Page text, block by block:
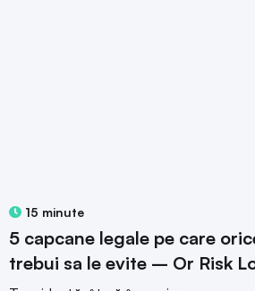
15 minute
5 capcane legale pe care
trebui sa le evite – Or Risk